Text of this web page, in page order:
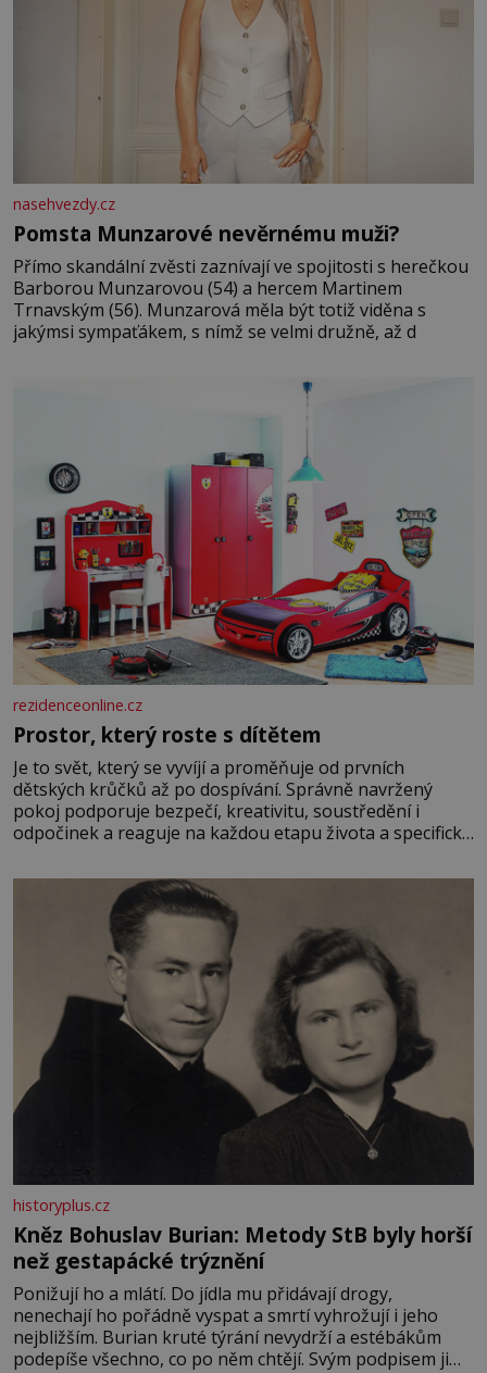
nasehvezdy.cz
Pomsta Munzarové nevěrnému muži?
Přímo skandální zvěsti zaznívají ve spojitosti s herečkou
Barborou Munzarovou (54) a hercem Martinem
Trnavským (56). Munzarová měla být totiž viděna s
jakýmsi sympaťákem, s nímž se velmi družně, až d
rezidenceonline.cz
Prostor, který roste s dítětem
Je to svět, který se vyvíjí a proměňuje od prvních
dětských krůčků až po dospívání. Správně navržený
pokoj podporuje bezpečí, kreativitu, soustředění i
odpočinek a reaguje na každou etapu života a specifické
měkkost a bezpečí, proto by pokoj miminka měl působit
především klidně a útulně. Předškolní věk je
historyplus.cz
Kněz Bohuslav Burian: Metody StB byly horší
než gestapácké trýznění
Ponižují ho a mlátí. Do jídla mu přidávají drogy,
nenechají ho pořádně vyspat a smrtí vyhrožují i jeho
nejbližším. Burian kruté týrání nevydrží a estébákům
podepíše všechno, co po něm chtějí. Svým podpisem jim